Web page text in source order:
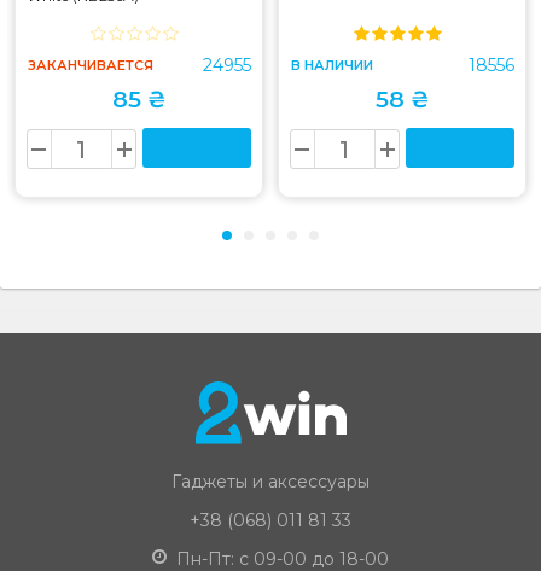
ЗАКАНЧИВАЕТСЯ 24955
85 ₴
В НАЛИЧИИ 18556
58 ₴
Гаджеты и аксессуары
+38 (068) 011 81 33
Пн-Пт: с 09-00 до 18-00